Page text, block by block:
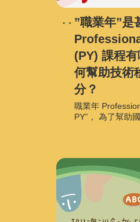
”職業年”是
(PY) 課程
何幫助技術
分？
職業年
PY”， 為了幫助